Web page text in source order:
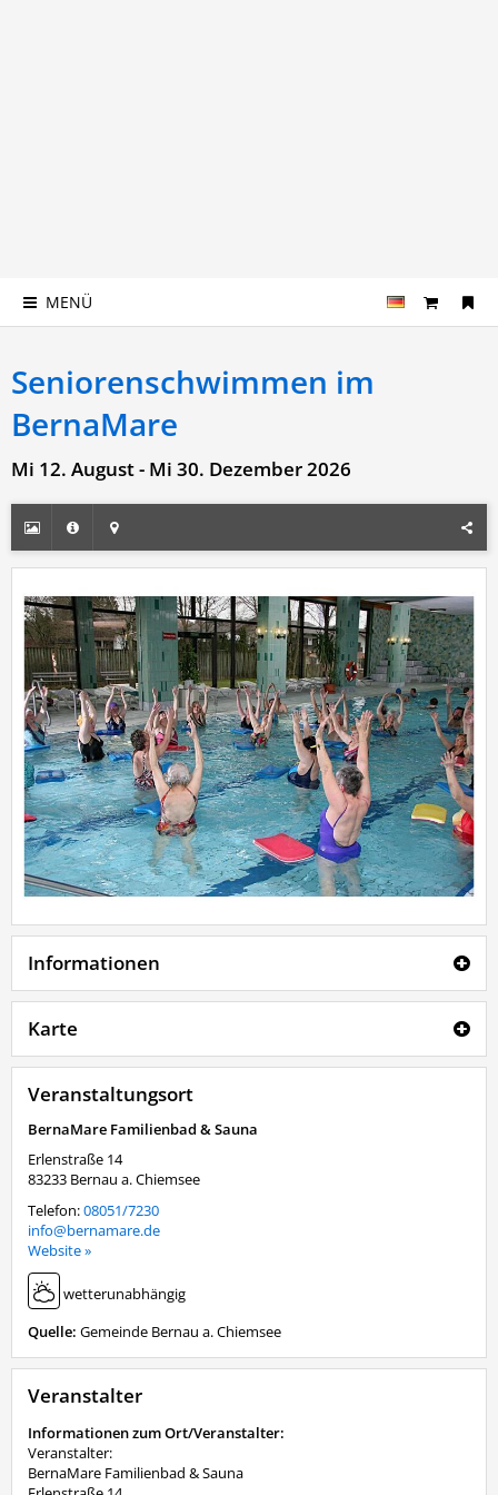
MENÜ
Seniorenschwimmen im
BernaMare
Mi 12. August - Mi 30. Dezember 2026
Informationen
Karte
Veranstaltungsort
BernaMare Familienbad & Sauna
Erlenstraße 14
83233 Bernau a. Chiemsee
Telefon:08051/7230
info@bernamare.de
Website »
wetterunabhängig
Quelle: Gemeinde Bernau a. Chiemsee
Veranstalter
Informationen zum Ort/Veranstalter:
Veranstalter:
BernaMare Familienbad & Sauna